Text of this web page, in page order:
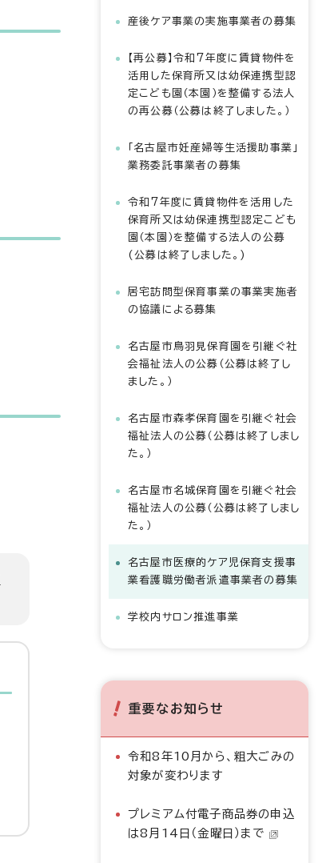
産後ケア事業の実施事業者の募集
【再公募】令和7年度に賃貸物件を
活用した保育所又は幼保連携型認
定こども園（本園）を整備する法人
の再公募（公募は終了しました。）
「名古屋市妊産婦等生活援助事業」
業務委託事業者の募集
令和7年度に賃貸物件を活用した
保育所又は幼保連携型認定こども
園（本園）を整備する法人の公募
(公募は終了しました。)
居宅訪問型保育事業の事業実施者
の協議による募集
名古屋市鳥羽見保育園を引継ぐ社
会福祉法人の公募（公募は終了し
ました。）
名古屋市森孝保育園を引継ぐ社会
福祉法人の公募（公募は終了しまし
た。）
名古屋市名城保育園を引継ぐ社会
福祉法人の公募（公募は終了しまし
た。）
名古屋市医療的ケア児保育支援事
業看護職労働者派遣事業者の募集
学校内サロン推進事業
重要なお知らせ
令和8年10月から、粗大ごみの
対象が変わります
プレミアム付電子商品券の申込
は8月14日（金曜日）まで